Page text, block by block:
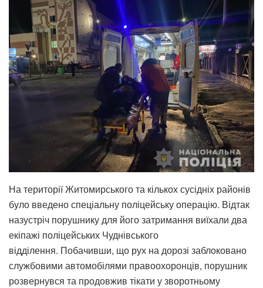
На території Житомирського та кількох сусідніх районів
було введено спеціальну поліцейську операцію. Відтак
назустріч порушнику для його затримання виїхали два
екіпажі поліцейських Чуднівського
відділення. Побачивши, що рух на дорозі заблоковано
службовими автомобілями правоохоронців, порушник
розвернувся та продовжив тікати у зворотньому